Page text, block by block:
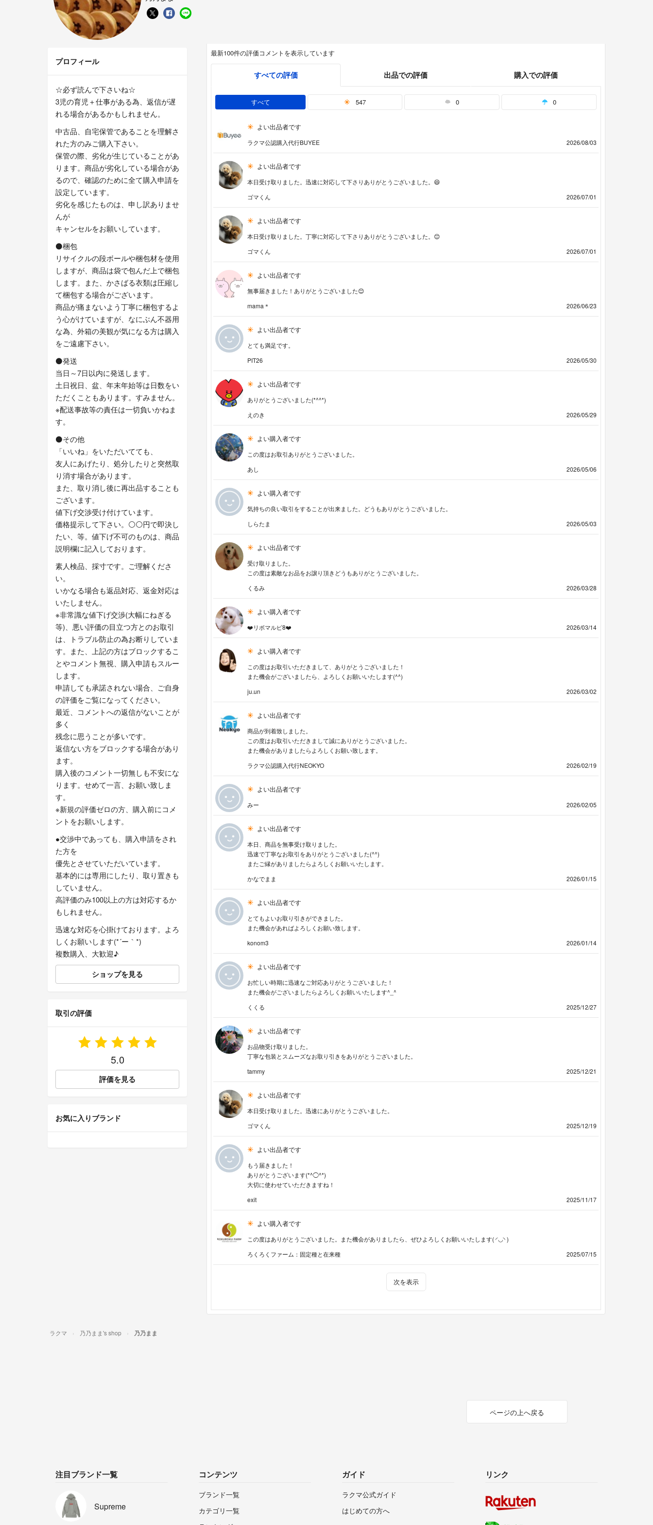
最新100件の評価コメントを表示しています
すべての評価 出品での評価 購入での評価
すべて 547 0 0
よい出品者です
ラクマ公認購入代行BUYEE 2026/08/03
よい出品者です
本日受け取りました。迅速に対応して下さりありがとうございました。😄
ゴマくん
2026/07/01
よい出品者です
本日受け取りました。丁寧に対応して下さりありがとうございました。😊
ゴマくん
2026/07/01
よい出品者です
無事届きました！ありがとうございました😊
mama＊
2026/06/23
よい出品者です
とても満足です。
PIT26
2026/05/30
よい出品者です
ありがとうございました(*^^*)
えのき
2026/05/29
よい購入者です
この度はお取引ありがとうございました。
あし
2026/05/06
よい購入者です
気持ちの良い取引をすることが出来ました。どうもありがとうございました。
しらたま
2026/05/03
よい出品者です
受け取りました。
この度は素敵なお品をお譲り頂きどうもありがとうございました。
くるみ
2026/03/28
よい購入者です
❤️リボマルピ8❤️ 2026/03/14
よい購入者です
この度はお取引いただきまして、ありがとうございました！
また機会がございましたら、よろしくお願いいたします(^^)
ju.un
2026/03/02
よい出品者です
商品が到着致しました。
この度はお取引いただきまして誠にありがとうございました。
また機会がありましたらよろしくお願い致します。
ラクマ公認購入代行NEOKYO
2026/02/19
よい出品者です
みー 2026/02/05
よい出品者です
本日、商品を無事受け取りました。
迅速で丁寧なお取引をありがとうございました(^^)
またご縁がありましたらよろしくお願いいたします。
かなでまま
2026/01/15
よい出品者です
とてもよいお取り引きができました。
また機会があればよろしくお願い致します。
konom3
2026/01/14
よい出品者です
お忙しい時期に迅速なご対応ありがとうございました！
また機会がございましたらよろしくお願いいたします^_^
くくる
2025/12/27
よい出品者です
お品物受け取りました。
丁寧な包装とスムーズなお取り引きをありがとうございました。
tammy
2025/12/21
よい出品者です
本日受け取りました。迅速にありがとうございました。
ゴマくん
2025/12/19
よい出品者です
もう届きました！
ありがとうございます(*^◯^*)
大切に使わせていただきますね！
exit
2025/11/17
よい購入者です
この度はありがとうございました。また機会がありましたら、ぜひよろしくお願いいたします( ◜◡◝ )
ろくろくファーム：固定種と在来種
2025/07/15
次を表示
プロフィール
☆必ず読んで下さいね☆
3児の育児＋仕事がある為、返信が遅
れる場合があるかもしれません。
中古品、自宅保管であることを理解さ
れた方のみご購入下さい。
保管の際、劣化が生じていることがあ
ります。商品が劣化している場合があ
るので、確認のために全て購入申請を
設定しています。
劣化を感じたものは、申し訳ありませ
んが
キャンセルをお願いしています。
⚫梱包
リサイクルの段ボールや梱包材を使用
しますが、商品は袋で包んだ上で梱包
します。また、かさばる衣類は圧縮し
て梱包する場合がございます。
商品が痛まないよう丁寧に梱包するよ
う心がけていますが、なにぶん不器用
な為、外箱の美観が気になる方は購入
をご遠慮下さい。
⚫発送
当日～7日以内に発送します。
土日祝日、盆、年末年始等は日数をい
ただくこともあります。すみません。
※配送事故等の責任は一切負いかねま
す。
⚫その他
「いいね」をいただいてても、
友人にあげたり、処分したりと突然取
り消す場合があります。
また、取り消し後に再出品することも
ございます。
値下げ交渉受け付けています。
価格提示して下さい。⚪⚪円で即決し
たい、等。値下げ不可のものは、商品
説明欄に記入しております。
素人検品、採寸です。ご理解くださ
い。
いかなる場合も返品対応、返金対応は
いたしません。
※非常識な値下げ交渉(大幅にねぎる
等)、悪い評価の目立つ方とのお取引
は、トラブル防止の為お断りしていま
す。また、上記の方はブロックするこ
とやコメント無視、購入申請もスルー
します。
申請しても承諾されない場合、ご自身
の評価をご覧になってください。
最近、コメントへの返信がないことが
多く
残念に思うことが多いです。
返信ない方をブロックする場合があり
ます。
購入後のコメント一切無しも不安にな
ります。せめて一言、お願い致しま
す。
※新規の評価ゼロの方、購入前にコメ
ントをお願いします。
●交渉中であっても、購入申請をされ
た方を
優先とさせていただいています。
基本的には専用にしたり、取り置きも
していません。
高評価のみ100以上の方は対応するか
もしれません。
迅速な対応を心掛けております。よろ
しくお願いします(*´ー｀*)
複数購入、大歓迎♪
ショップを見る
取引の評価
5.0
評価を見る
お気に入りブランド
ラクマ 乃乃まま's shop 乃乃まま
ページの上へ戻る
注目ブランド一覧
Supreme
コンテンツ
ブランド一覧
カテゴリ一覧
ガイド
ラクマ公式ガイド
はじめての方へ
リンク